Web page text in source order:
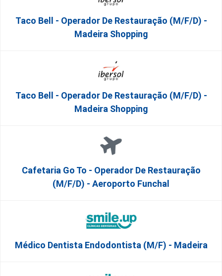
Taco Bell - Operador De Restauração (m/f/d) -
Madeira Shopping
Taco Bell - Operador De Restauração (m/f/d) -
Madeira Shopping
Cafetaria Go To - Operador De Restauração
(m/f/d) - Aeroporto Funchal
Médico Dentista Endodontista (M/F) - Madeira